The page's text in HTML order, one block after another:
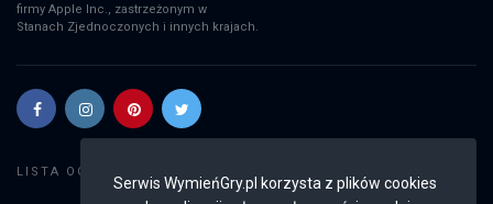
Serwis WymieńGry.pl korzysta z plików cookies
firmy Apple Inc., zastrzeżonym w
Stanach Zjednoczonych i innych krajach.
LISTA OGŁOSZEŃ: